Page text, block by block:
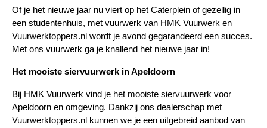
Of je het nieuwe jaar nu viert op het Caterplein of gezellig in
een studentenhuis, met vuurwerk van HMK Vuurwerk en
Vuurwerktoppers.nl wordt je avond gegarandeerd een succes.
Met ons vuurwerk ga je knallend het nieuwe jaar in!
Het mooiste siervuurwerk in Apeldoorn
Bij HMK Vuurwerk vind je het mooiste siervuurwerk voor
Apeldoorn en omgeving. Dankzij ons dealerschap met
Vuurwerktoppers.nl kunnen we je een uitgebreid aanbod van